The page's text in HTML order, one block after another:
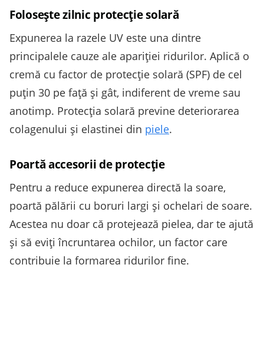
Folosește zilnic protecție solară
Expunerea la razele UV este una dintre
principalele cauze ale apariției ridurilor. Aplică o
cremă cu factor de protecție solară (SPF) de cel
puțin 30 pe față și gât, indiferent de vreme sau
anotimp. Protecția solară previne deteriorarea
colagenului și elastinei din piele.
Poartă accesorii de protecție
Pentru a reduce expunerea directă la soare,
poartă pălării cu boruri largi și ochelari de soare.
Acestea nu doar că protejează pielea, dar te ajută
și să eviți încruntarea ochilor, un factor care
contribuie la formarea ridurilor fine.